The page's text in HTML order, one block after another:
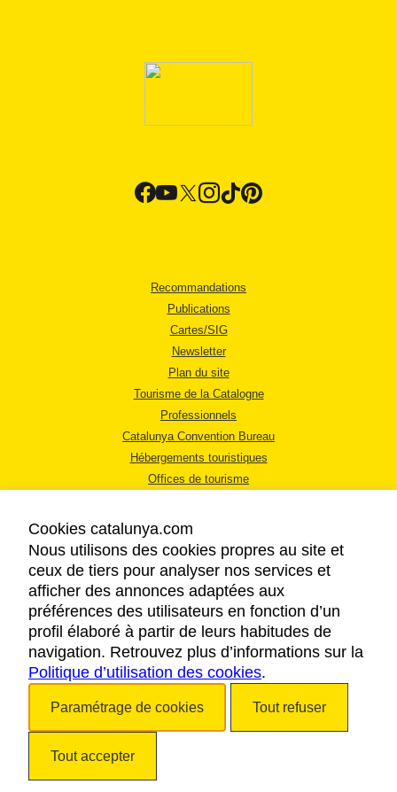
Recommandations
Publications
Cartes/SIG
Newsletter
Plan du site
Tourisme de la Catalogne
Professionnels
Catalunya Convention Bureau
Hébergements touristiques
Offices de tourisme
MENTIONS LÉGALES
RÈGLES DE CONFIDENTIALITÉ
COOKIES
ACCESSIBILITÉ
Cookies catalunya.com
Nous utilisons des cookies propres au site et
ceux de tiers pour analyser nos services et
afficher des annonces adaptées aux
préférences des utilisateurs en fonction d’un
profil élaboré à partir de leurs habitudes de
navigation. Retrouvez plus d’informations sur la
Politique d’utilisation des cookies.
Paramétrage de cookies Tout refuser
Tout accepter